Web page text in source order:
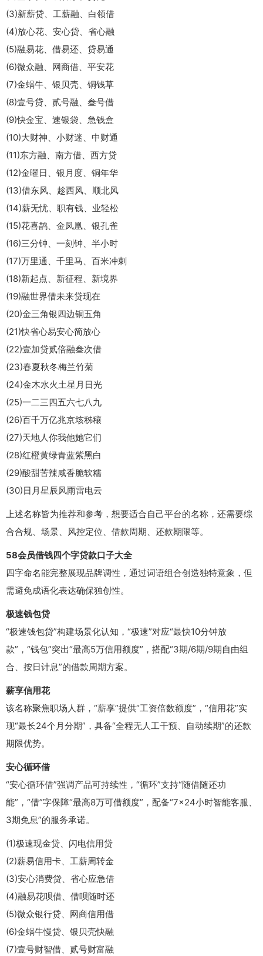
(3)新薪贷、工薪融、白领借
(4)放心花、安心贷、省心融
(5)融易花、借易还、贷易通
(6)微众融、网商借、平安花
(7)金蜗牛、银贝壳、铜钱草
(8)壹号贷、贰号融、叁号借
(9)快金宝、速银袋、急钱盒
(10)大财神、小财迷、中财通
(11)东方融、南方借、西方贷
(12)金曜日、银月度、铜年华
(13)借东风、趁西风、顺北风
(14)薪无忧、职有钱、业轻松
(15)花喜鹊、金凤凰、银孔雀
(16)三分钟、一刻钟、半小时
(17)万里通、千里马、百米冲刺
(18)新起点、新征程、新境界
(19)融世界借未来贷现在
(20)金三角银四边铜五角
(21)快省心易安心简放心
(22)壹加贷贰倍融叁次借
(23)春夏秋冬梅兰竹菊
(24)金木水火土星月日光
(25)一二三四五六七八九
(26)百千万亿兆京垓秭穰
(27)天地人你我他她它们
(28)红橙黄绿青蓝紫黑白
(29)酸甜苦辣咸香脆软糯
(30)日月星辰风雨雷电云
上述名称皆为推荐和参考，想要适合自己平台的名称，还需要综
合合规、场景、风控定位、借款周期、还款期限等。
58会员借钱四个字贷款口子大全
四字命名能完整展现品牌调性，通过词语组合创造独特意象，但
需避免成语化表达确保独创性。
极速钱包贷
“极速钱包贷”构建场景化认知，“极速”对应“最快10分钟放
款”，“钱包”突出“最高5万信用额度”，搭配“3期/6期/9期自由组
合、按日计息”的借款周期方案。
薪享信用花
该名称聚焦职场人群，“薪享”提供“工资倍数额度”，“信用花”实
现“最长24个月分期”，具备“全程无人工干预、自动续期”的还款
期限优势。
安心循环借
“安心循环借”强调产品可持续性，“循环”支持“随借随还功
能”，“借”字保障“最高8万可借额度”，配备“7×24小时智能客服、
3期免息”的服务承诺。
(1)极速现金贷、闪电信用贷
(2)薪易信用卡、工薪周转金
(3)安心消费贷、省心应急借
(4)融易花呗借、借呗随时还
(5)微众银行贷、网商信用借
(6)金蜗牛慢贷、银贝壳快融
(7)壹号财智借、贰号财富融